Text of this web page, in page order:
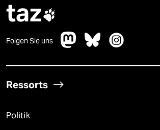
taz
Folgen Sie uns
Ressorts
Politik